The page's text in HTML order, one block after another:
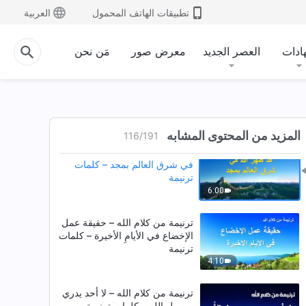
تطبيقات الهاتف المحمول العربية
العصر الجديد معرض صور مَن نحن
المزيد من المحتوى المشابه 116/191
5:23
ترنيمة من كلام الله – الله المتجسد
ذو أهمية قصوى بالنسبة لكم – كلمات
1:04:26
6:00
ترنيمة من كلام الله – قد ظهر الله
في شرق العالم بمجد – كلمات
ترنيمة
4:10
ترنيمة من كلام الله – حقيقة عمل
الإخضاع في الأيامِ الأخيرة – كلمات
ترنيمة
ترنيمة من كلام الله – لا أحد يدري